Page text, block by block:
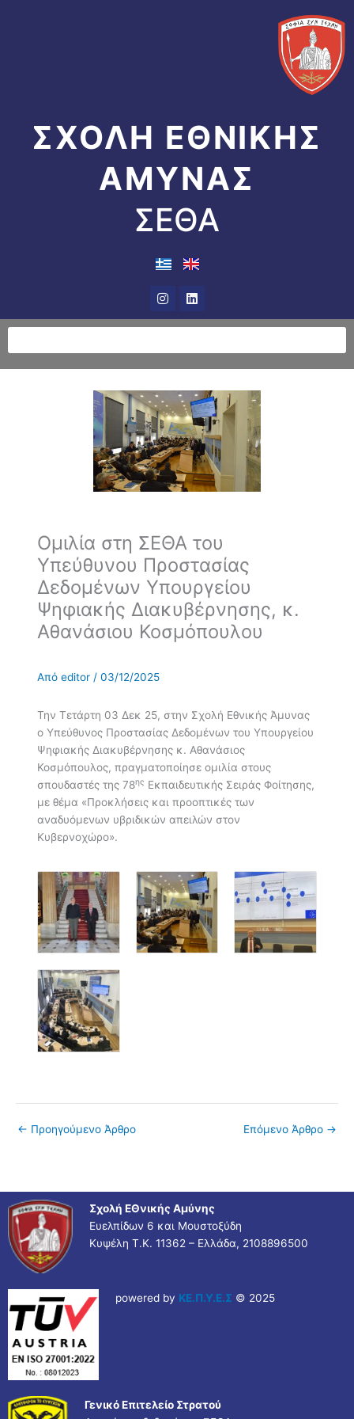
ΣΧΟΛΗ ΕΘΝΙΚΗΣ
ΑΜΥΝΑΣ
ΣΕΘΑ
InstagramLinkedin
Ομιλία στη ΣΕΘΑ του
Υπεύθυνου Προστασίας
Δεδομένων Υπουργείου
Ψηφιακής Διακυβέρνησης, κ.
Αθανάσιου Κοσμόπουλου
Απόeditor /03/12/2025
Την Τετάρτη 03 Δεκ 25, στην Σχολή Εθνικής Άμυνας
ο Υπεύθυνος Προστασίας Δεδομένων του Υπουργείου
Ψηφιακής Διακυβέρνησης κ. Αθανάσιος
Κοσμόπουλος, πραγματοποίησε ομιλία στους
σπουδαστές της 78ης Εκπαιδευτικής Σειράς Φοίτησης,
με θέμα «Προκλήσεις και προοπτικές των
αναδυόμενων υβριδικών απειλών στον
Κυβερνοχώρο».
← Προηγούμενο Άρθρο Επόμενο Άρθρο →
Σχολή ΕΘνικής Αμύνης
Ευελπίδων 6 και Μουστοξύδη
Κυψέλη Τ.Κ. 11362 – Ελλάδα, 2108896500
powered by ΚΕ.Π.Υ.Ε.Σ © 2025
Γενικό Επιτελείο Στρατού